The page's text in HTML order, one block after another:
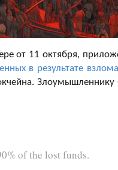
от 11 октября,
в результате взлома
Злоумышленнику
of the lost funds.